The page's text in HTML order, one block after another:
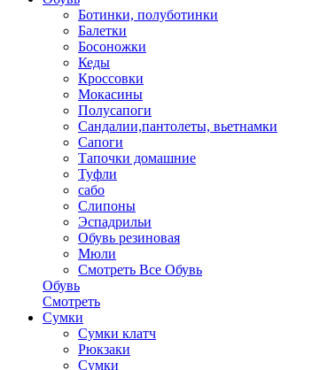
Ботинки, полуботинки
Балетки
Босоножки
Кеды
Кроссовки
Мокасины
Полусапоги
Сандалии,пантолеты, вьетнамки
Сапоги
Тапочки домашние
Туфли
сабо
Слипоны
Эспадрильи
Обувь резиновая
Мюли
Смотреть Все Обувь
Обувь
Смотреть
Сумки
Сумки клатч
Рюкзаки
Сумки